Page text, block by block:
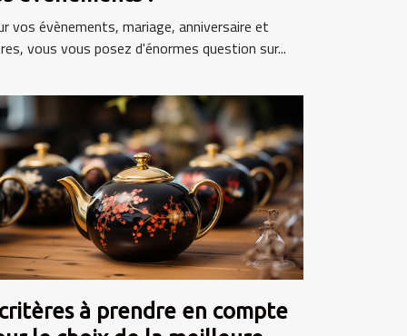
vos évènements, mariage, anniversaire et
vous vous posez d'énormes question sur...
à prendre en compte